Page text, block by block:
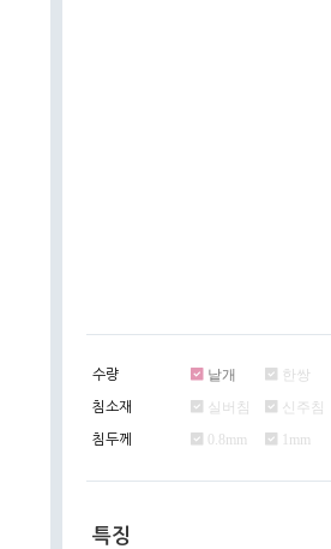
수량 낱개 한쌍
침소재 실버침 신주침
침두께 0.8mm 1mm
특징